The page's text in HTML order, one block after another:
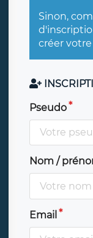
Sinon,
créer
Pseudo
Nom /
Email